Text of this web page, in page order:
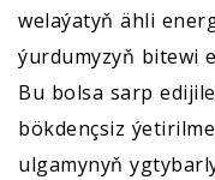
welaýatyň ähli
ýurdumyzyň bitewi
Bu bolsa sarp
bökdençsiz
ulgamynyň